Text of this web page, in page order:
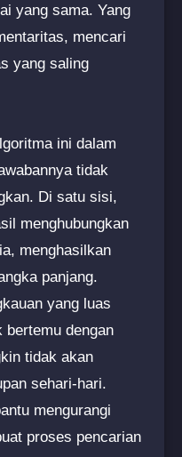
yang sama. Yang
mencari
yang saling
ini dalam
tidak
Di satu sisi,
menghubungkan
menghasilkan
panjang.
yang luas
bertemu dengan
tidak akan
sehari-hari.
mengurangi
proses pencarian